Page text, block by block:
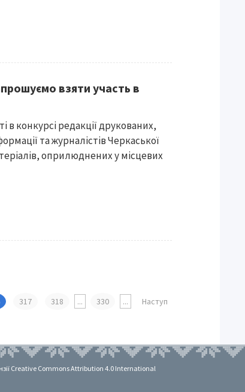
взяти участь в
в конкурсі редакції друкованих,
та журналістів Черкаської
оприлюднених у місцевих
317 318 ... 330 ...
Наступ
Creative Commons Attribution 4.0 International